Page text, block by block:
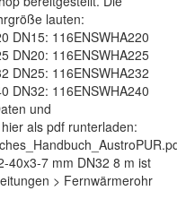
lauten:
DN15: 116ENSWHA220
DN20: 116ENSWHA225
DN25: 116ENSWHA232
DN32: 116ENSWHA240
und
als pdf runterladen:
40x3-7 mm DN32 8 m ist
> Fernwärmerohr